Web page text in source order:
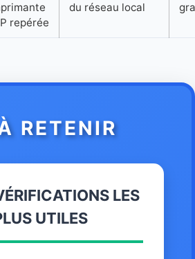
repérée
du réseau local
RETENIR
LES
UTILES